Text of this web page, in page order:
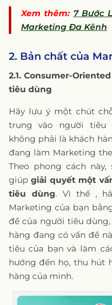
Xem thêm: 7 Bước
Marketing Đa Kênh
2. Bản chất của
2.1. Consumer-
tiêu dùng
Hãy lưu ý một chút
trung vào người tiêu
không phải là khách
đang làm Marketing
Theo phong cách
giúpgiải quyết một
tiêu dùng. Vì thế ,
Marketing của bạn
đề của người tiêu
hàng đang có vấn đề
tiêu của bạn và làm
hướng đến họ, thu hút
hàng của mình.